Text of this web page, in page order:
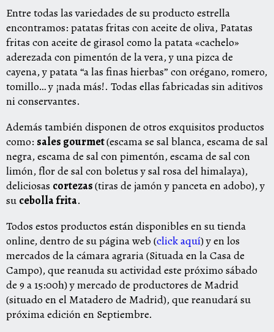
Entre todas las variedades de su producto estrella
encontramos: patatas fritas con aceite de oliva, Patatas
fritas con aceite de girasol como la patata «cachelo»
aderezada con pimentón de la vera, y una pizca de
cayena, y patata “a las finas hierbas” con orégano, romero,
tomillo… y ¡nada más!. Todas ellas fabricadas sin aditivos
ni conservantes.
Además también disponen de otros exquisitos productos
como: sales gourmet(escama se sal blanca, escama de sal
negra, escama de sal con pimentón, escama de sal con
limón, flor de sal con boletus y sal rosa del himalaya),
deliciosas cortezas(tiras de jamón y panceta en adobo), y
su cebolla frita.
Todos estos productos están disponibles en su tienda
online, dentro de su página web (click aquí) y en los
mercados de la cámara agraria (Situada en la Casa de
Campo), que reanuda su actividad este próximo sábado
de 9 a 15:00h) y mercado de productores de Madrid
(situado en el Matadero de Madrid), que reanudará su
próxima edición en Septiembre.